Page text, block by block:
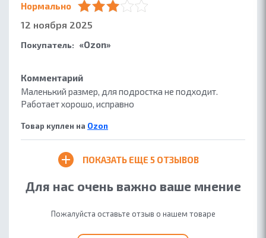
Покупатель: «Ozon»
Комментарий
Маленький размер, для подростка не подходит.
Работает хорошо, исправно
Товар куплен на Ozon
Нормально
12 ноября 2025
ПОКАЗАТЬ ЕЩЕ 5 ОТЗЫВОВ
Для нас очень важно ваше мнение
Пожалуйста оставьте отзыв о нашем товаре